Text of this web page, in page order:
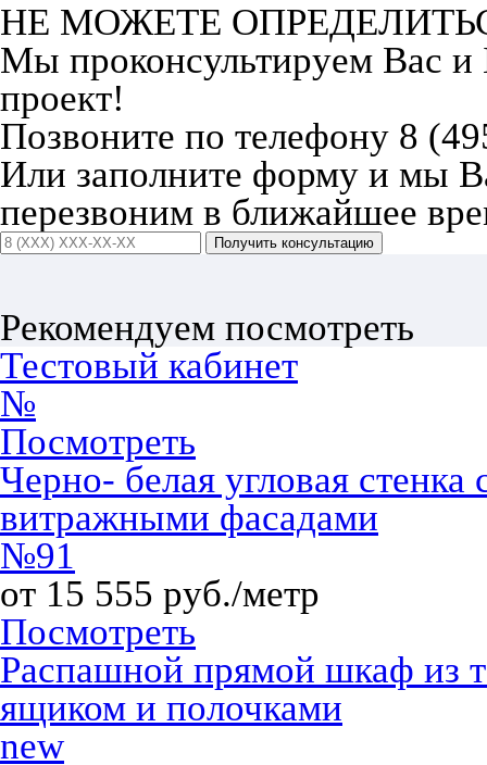
НЕ МОЖЕТЕ
Мы проконсультируем Вас
проект!
Позвоните по телефону 8
Или заполните форму и мы
перезвоним в ближайшее
Получить консультацию
Рекомендуем посмотреть
Тестовый кабинет
№
Посмотреть
Черно- белая угловая
витражными фасадами
№91
от 15 555 руб./метр
Посмотреть
Распашной прямой шкаф из
ящиком и полочками
new